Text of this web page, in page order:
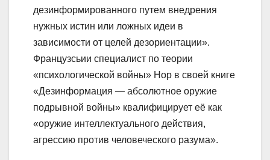
дезинформированного путем внедрения
нужных истин или ложных идеи в
зависимости от целей дезориентации».
Французсьии специалист по теории
«психологической войны» Нор в своей книге
«Дезинформация — абсолютное оружие
подрывной войны» квалифицирует её как
«оружие интеллектуального действия,
агрессию против человеческого разума».